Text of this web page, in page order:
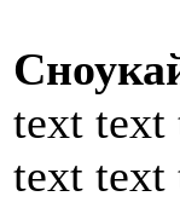
text text
text text